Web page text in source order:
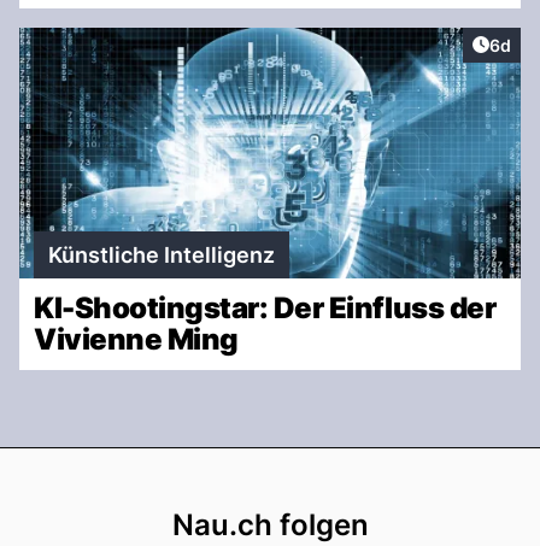
6d
Künstliche Intelligenz
KI-Shootingstar: Der Einfluss der
Vivienne Ming
Nau.ch folgen